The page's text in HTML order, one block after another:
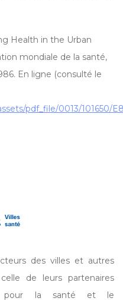
Health in the Urban
mondiale de la santé,
En ligne (consulté le
pdf_file/0013/101650/
des villes et autres
de leurs partenaires
pour la santé et le